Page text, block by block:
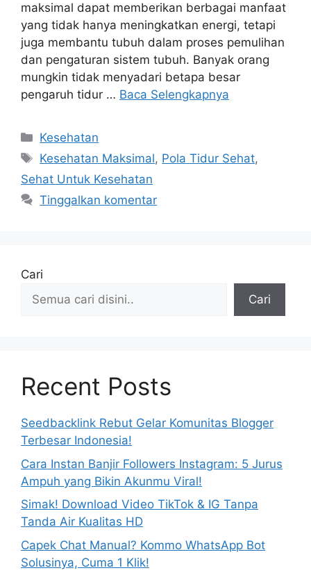
maksimal dapat memberikan berbagai manfaat
yang tidak hanya meningkatkan energi, tetapi
juga membantu tubuh dalam proses pemulihan
dan pengaturan sistem tubuh. Banyak orang
mungkin tidak menyadari betapa besar
pengaruh tidur … Baca Selengkapnya
Kategori
Kesehatan
Tag
Kesehatan Maksimal, Pola Tidur Sehat,
Sehat Untuk Kesehatan
Tinggalkan komentar
Cari
Cari
Recent Posts
Seedbacklink Rebut Gelar Komunitas Blogger
Terbesar Indonesia!
Cara Instan Banjir Followers Instagram: 5 Jurus
Ampuh yang Bikin Akunmu Viral!
Simak! Download Video TikTok & IG Tanpa
Tanda Air Kualitas HD
Capek Chat Manual? Kommo WhatsApp Bot
Solusinya, Cuma 1 Klik!